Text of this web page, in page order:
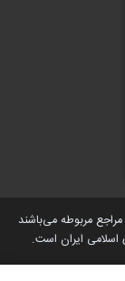
مربوطه می‌باشند
ایران است.